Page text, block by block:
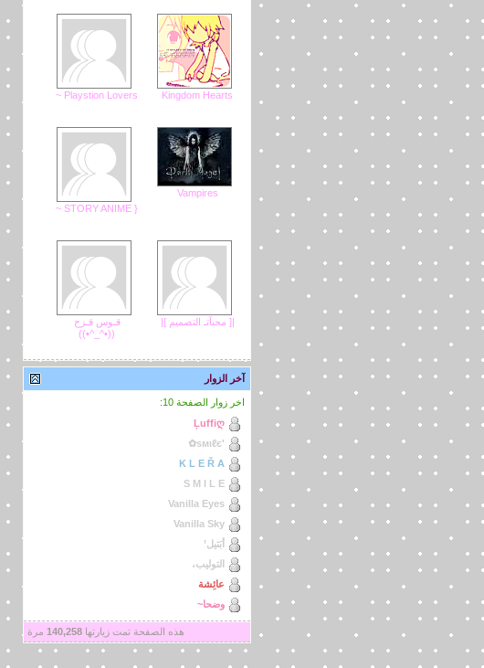
Kingdom Hearts
Playstion Lovers ~
Vampires
{ STORY ANIME ~
|[ محبآتـ التصميم ]|
قـوس قـزح
((•^_^•))
آخر الزوار
اخر زوار الصفحة 10:
Ļuffiღ
'ѕмιℓє✿
K L E Ř A
S M I L E
Vanilla Eyes
Vanilla Sky
أبَتيل’
التوليب،
عائِشة
وضحا~
هذه الصفحة تمت زيارتها 140,258 مرة